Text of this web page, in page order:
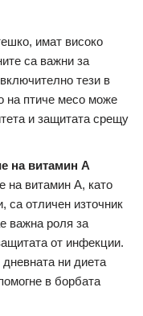
имат високо
са важни за
тези в
на птиче месо може
и защитата срещу
на витамин A
на витамин A, като
са отличен източник
важна роля за
от инфекции.
ни диета
в борбата